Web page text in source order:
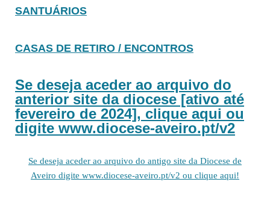
SANTUÁRIOS
CASAS DE RETIRO / ENCONTROS
Se deseja aceder ao arquivo do
anterior site da diocese [ativo até
fevereiro de 2024], clique aqui ou
digite www.diocese-aveiro.pt/v2
Se deseja aceder ao arquivo do antigo site da Diocese de
Aveiro digite www.diocese-aveiro.pt/v2 ou clique aqui!